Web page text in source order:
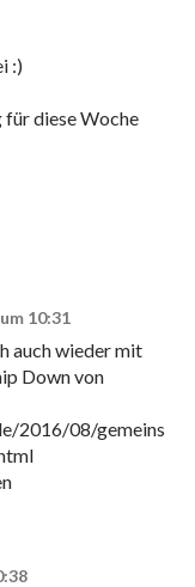
:)
diese Woche
10:31
auch wieder mit
Down von
2016/08/gemeins